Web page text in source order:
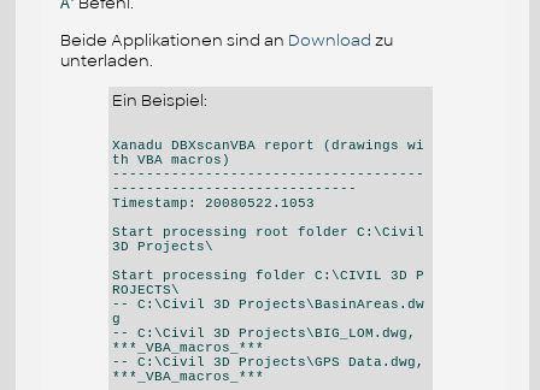
A
Beide Applikationen sind an Download zu
unterladen.
Ein Beispiel:
Xanadu DBXscanVBA report (drawings wi
th VBA macros)
-------------------------------------
-----------------------------
Timestamp: 20080522.1053
Start processing root folder C:\Civil
3D Projects\
Start processing folder C:\CIVIL 3D P
ROJECTS\
-- C:\Civil 3D Projects\BasinAreas.dw
g
-- C:\Civil 3D Projects\BIG_LOM.dwg,
***_VBA_macros_***
-- C:\Civil 3D Projects\GPS Data.dwg,
***_VBA_macros_***